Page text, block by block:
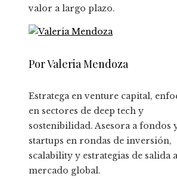
valor a largo plazo.
Por Valeria Mendoza
Estratega en venture capital,
en sectores de deep tech y
sostenibilidad. Asesora a fondos
startups en rondas de inversión,
scalability y estrategias de salida
mercado global.